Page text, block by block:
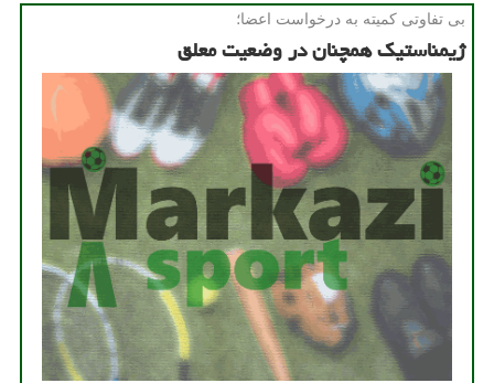
بی تفاوتی كمیته به درخواست اعضا؛
ژیمناستیک همچنان در وضعیت معلق